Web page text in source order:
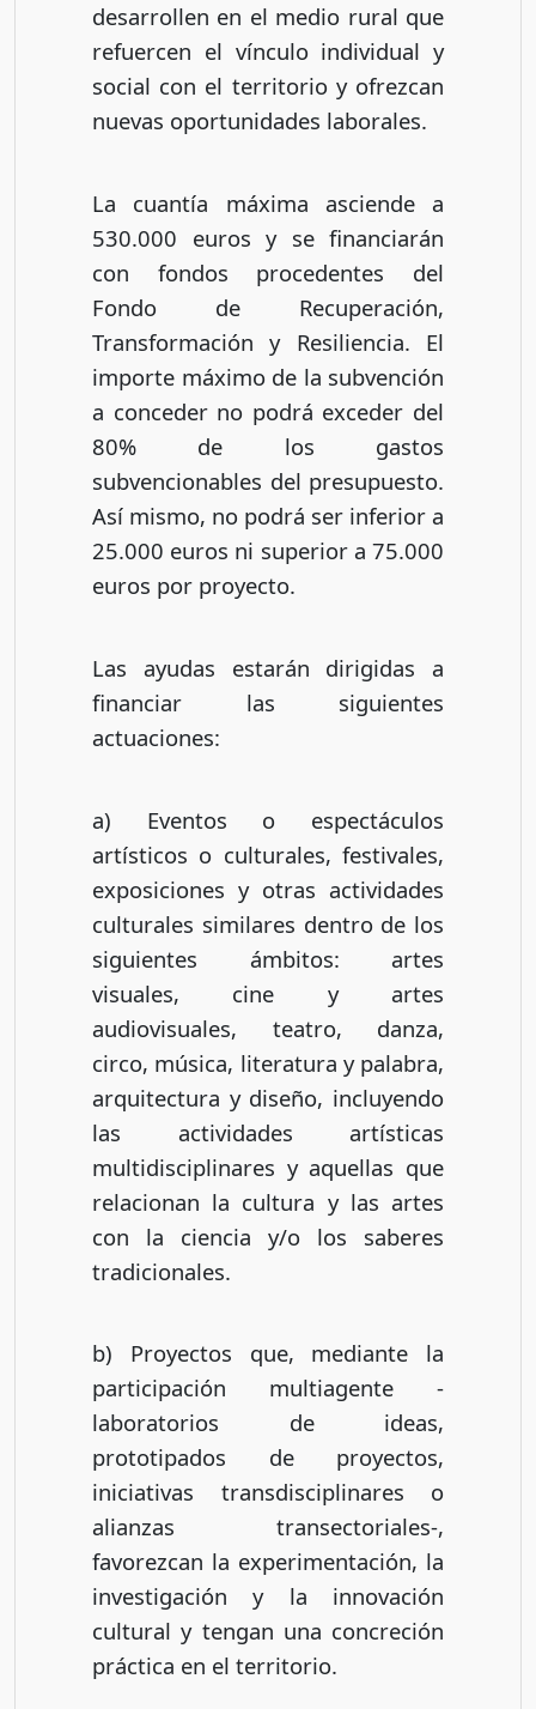
desarrollen en el medio rural que
refuercen el vínculo individual y
social con el territorio y ofrezcan
nuevas oportunidades laborales.
La cuantía máxima asciende a
530.000 euros y se financiarán
con fondos procedentes del
Fondo de Recuperación,
Transformación y Resiliencia. El
importe máximo de la subvención
a conceder no podrá exceder del
80% de los gastos
subvencionables del presupuesto.
Así mismo, no podrá ser inferior a
25.000 euros ni superior a 75.000
euros por proyecto.
Las ayudas estarán dirigidas a
financiar las siguientes
actuaciones:
a) Eventos o espectáculos
artísticos o culturales, festivales,
exposiciones y otras actividades
culturales similares dentro de los
siguientes ámbitos: artes
visuales, cine y artes
audiovisuales, teatro, danza,
circo, música, literatura y palabra,
arquitectura y diseño, incluyendo
las actividades artísticas
multidisciplinares y aquellas que
relacionan la cultura y las artes
con la ciencia y/o los saberes
tradicionales.
b) Proyectos que, mediante la
participación multiagente -
laboratorios de ideas,
prototipados de proyectos,
iniciativas transdisciplinares o
alianzas transectoriales-,
favorezcan la experimentación, la
investigación y la innovación
cultural y tengan una concreción
práctica en el territorio.